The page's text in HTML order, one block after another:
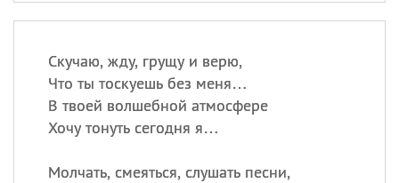
Скучаю, жду, грущу и верю,
Что ты тоскуешь без меня…
В твоей волшебной атмосфере
Хочу тонуть сегодня я…
Молчать, смеяться, слушать песни,